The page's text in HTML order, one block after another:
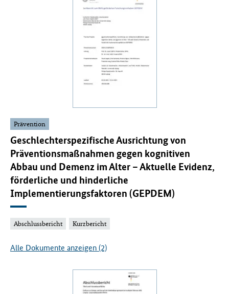
Prävention
Geschlechterspezifische Ausrichtung von
Präventionsmaßnahmen gegen kognitiven
Abbau und Demenz im Alter – Aktuelle Evidenz,
förderliche und hinderliche
Implementierungsfaktoren (GEPDEM)
Abschlussbericht Kurzbericht
Alle Dokumente anzeigen (2)